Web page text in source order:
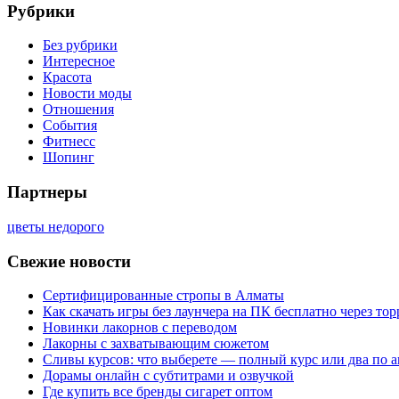
Рубрики
Без рубрики
Интересное
Красота
Новости моды
Отношения
События
Фитнесс
Шопинг
Партнеры
цветы недорого
Свежие новости
Сертифицированные стропы в Алматы
Как скачать игры без лаунчера на ПК бесплатно через
Новинки лакорнов с переводом
Лакорны с захватывающим сюжетом
Сливы курсов: что выберете — полный курс или два по
Дорамы онлайн с субтитрами и озвучкой
Где купить все бренды сигарет оптом